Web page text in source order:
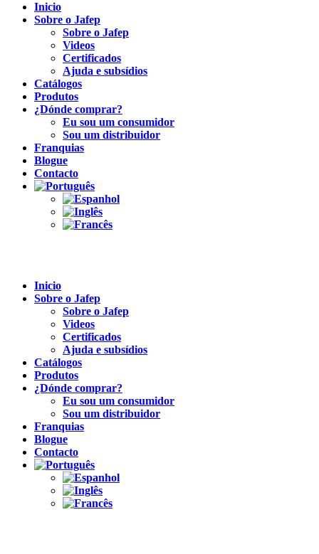
Inicio
Sobre o Jafep
Sobre o Jafep
Videos
Certificados
Ajuda e subsídios
Catálogos
Produtos
¿Dónde comprar?
Eu sou um consumidor
Sou um distribuidor
Franquias
Blogue
Contacto
Inicio
Sobre o Jafep
Sobre o Jafep
Videos
Certificados
Ajuda e subsídios
Catálogos
Produtos
¿Dónde comprar?
Eu sou um consumidor
Sou um distribuidor
Franquias
Blogue
Contacto